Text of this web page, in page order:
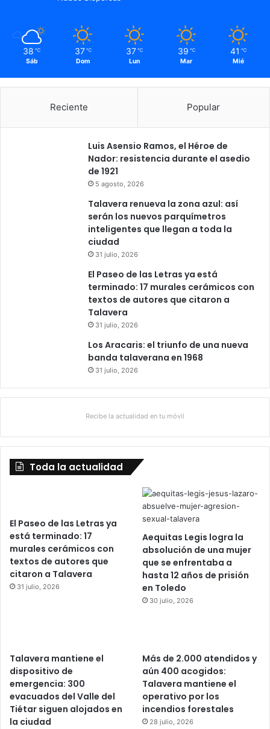
t
a
a
a
u
38 ℃
Sáb
37 ℃
Dom
37 ℃
Lun
39 ℃
Mar
41 ℃
Mié
Reciente Popular
Luis Asensio Ramos, el Héroe de
Nador: resistencia durante el asedio
de 1921
5 agosto, 2026
Talavera renueva la zona azul: así
serán los nuevos parquímetros
inteligentes que llegan a toda la
ciudad
31 julio, 2026
El Paseo de las Letras ya está
terminado: 17 murales cerámicos con
textos de autores que citaron a
Talavera
31 julio, 2026
Los Aracaris: el triunfo de una nueva
banda talaverana en 1968
31 julio, 2026
Recibe la actualidad en tu móvil
Toda la actualidad
El Paseo de las Letras ya
está terminado: 17
murales cerámicos con
textos de autores que
citaron a Talavera
31 julio, 2026
Aequitas Legis logra la
absolución de una mujer
que se enfrentaba a
hasta 12 años de prisión
en Toledo
30 julio, 2026
Talavera mantiene el
dispositivo de
emergencia: 300
evacuados del Valle del
Tiétar siguen alojados en
la ciudad
Más de 2.000 atendidos y
aún 400 acogidos:
Talavera mantiene el
operativo por los
incendios forestales
28 julio, 2026